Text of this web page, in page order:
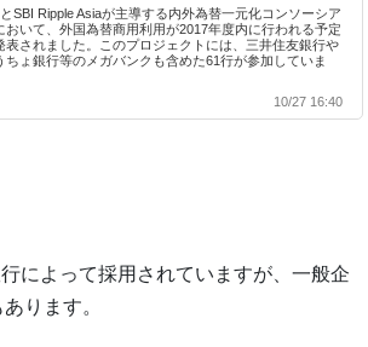
SBI Ripple Asiaが主導する内外為替一元化コンソーシア
おいて、外国為替商用利用が2017年度内に行われる予定
表されました。このプロジェクトには、三井住友銀行や
ちょ銀行等のメガバンクも含めた61行が参加していま
10/27 16:40
によって採用されていますが、一般企
ります。